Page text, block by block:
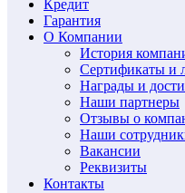
Кредит
Гарантия
О Компании
История
Сертификаты и
Награды и
Наши партнеры
Отзывы о
Наши
Вакансии
Реквизиты
Контакты